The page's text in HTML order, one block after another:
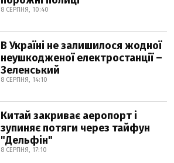
8 СЕРПНЯ, 10:40
В Україні не залишилося жодної
неушкодженої електростанції –
Зеленський
8 СЕРПНЯ, 14:10
Китай закриває аеропорт і
зупиняє потяги через тайфун
"Дельфін"
8 СЕРПНЯ, 17:10